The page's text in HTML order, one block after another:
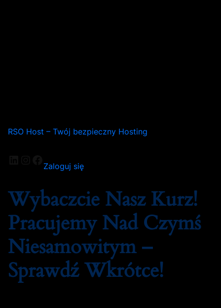
RSO Host – Twój bezpieczny Hosting
Zaloguj się
Wybaczcie Nasz Kurz!
Pracujemy Nad Czymś
Niesamowitym –
Sprawdź Wkrótce!